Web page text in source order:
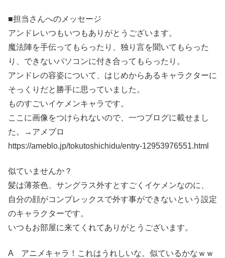
■担当さんへのメッセージ
アンドレいつもいつもありがとうございます。
魔法陣を手伝ってもらったり、独り言を聞いてもらった
り、できないパソコンに付き合ってもらったり。
アンドレの容姿について、はじめからあるキャラクターに
そっくりだと勝手に思っていました。
ものすごいイケメンキャラです。
ここに画像をつけられないので、一つブログに載せまし
た。→アメブロ
https://ameblo.jp/tokutoshichidu/entry-12953976551.html
似ていませんか？
髪は薄茶色、サングラス外すとすごくイケメンなのに、
自分の顔がコンプレックスで外す事ができないという設定
のキャラクターです。
いつもお部屋に来てくれてありがとうございます。
A アニメキャラ！これはうれしいな。似ているかなｗｗ